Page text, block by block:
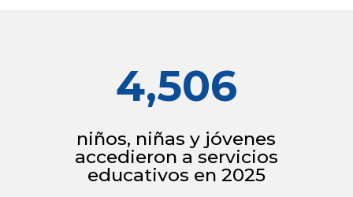
4,506
niños, niñas y jóvenes
accedieron a servicios
educativos en 2025